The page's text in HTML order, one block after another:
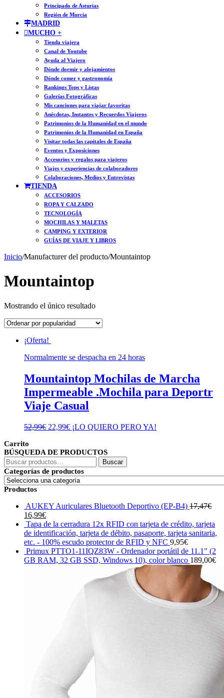
Principado de Asturias
Región de Murcia
MADRID
MUCHO +
Tienda viajera
Canal de Youtube
Ayuda al Viajero
Dónde dormir y alojamientos
Dónde comer y gastronomía
Rankings Tops y Listas
Galerías Fotográficas
Mis canciones para viajar favoritas
Anécdotas, Instantes y Recuerdos Viajeros
Patrimonios de la Humanidad en el mundo
Patrimonios de la Humanidad en España
Visitar todas las capitales de España
Eventos y Exposiciones
Accesorios y regalos para viajeros
Viajes y experiencias de colaboradores
Colaboraciones, Medios y Entrevistas
TIENDA
ACCESORIOS
ROPA Y CALZADO
TECNOLOGÍA
MOCHILAS Y MALETAS
CAMPING Y EXTERIOR
GUÍAS DE VIAJE Y LIBROS
Inicio/Manufacturer del producto/Mountaintop
Mountaintop
Mostrando el único resultado
¡Oferta!
Normalmente se despacha en 24 horas
Mountaintop Mochilas de Marcha
Impermeable .Mochila para Deportr
Viaje Casual
52,99€ El
era:
52,99€.
22,99€El
es:
¡LO QUIERO PERO YA!
Carrito
BÚSQUEDA DE PRODUCTOS
Buscar
por:
Buscar
Categorías de productos
Productos
AUKEY Auriculares Bluetooth Deportivo (EP-B4) 17,47€
El
precio
original
era:
17,47€.
16,99€El
precio
actual
es:
16,99€.
Tapa de la cerradura 12x RFID con tarjeta de crédito, tarjeta
de identificación, tarjeta de débito, pasaporte, tarjeta sanitaria,
etc. - 100% escudo protector de RFID y NFC 9,95€
Primux PTTO1-11IQZ83W - Ordenador portátil de 11.1" (2
GB RAM, 32 GB SSD, Windows 10), color blanco 189,00€